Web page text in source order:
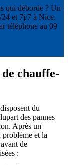
qui déborde ? Un
24 et 7j/7 à Nice.
téléphone au 09
chauffe-
du
des pannes
Après un
et la
de
: